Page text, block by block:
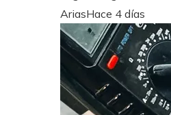
AriasHace 4 días